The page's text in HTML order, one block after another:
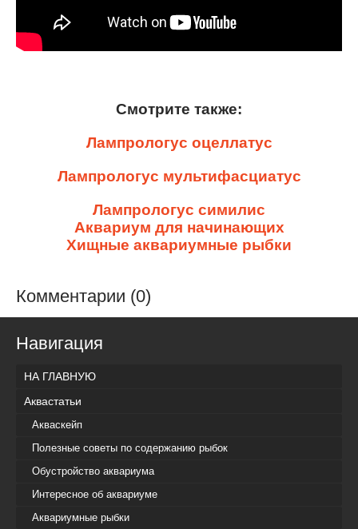
Смотрите также:
Лампрологус оцеллатус
Лампрологус мультифасциатус
Лампрологус симилис
Аквариум для начинающих
Хищные аквариумные рыбки
Комментарии (0)
Навигация
НА ГЛАВНУЮ
Аквастатьи
Акваскейп
Полезные советы по содержанию рыбок
Обустройство аквариума
Интересное об аквариуме
Аквариумные рыбки